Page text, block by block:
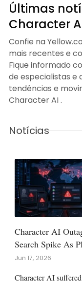
Últimas
Character
Confie na
mais recentes e
Fique informado
de especialistas e
tendências e
Character AI .
Notícias
Character AI
Search Spike As
Down Globally
Jun 17, 2026
Character AI